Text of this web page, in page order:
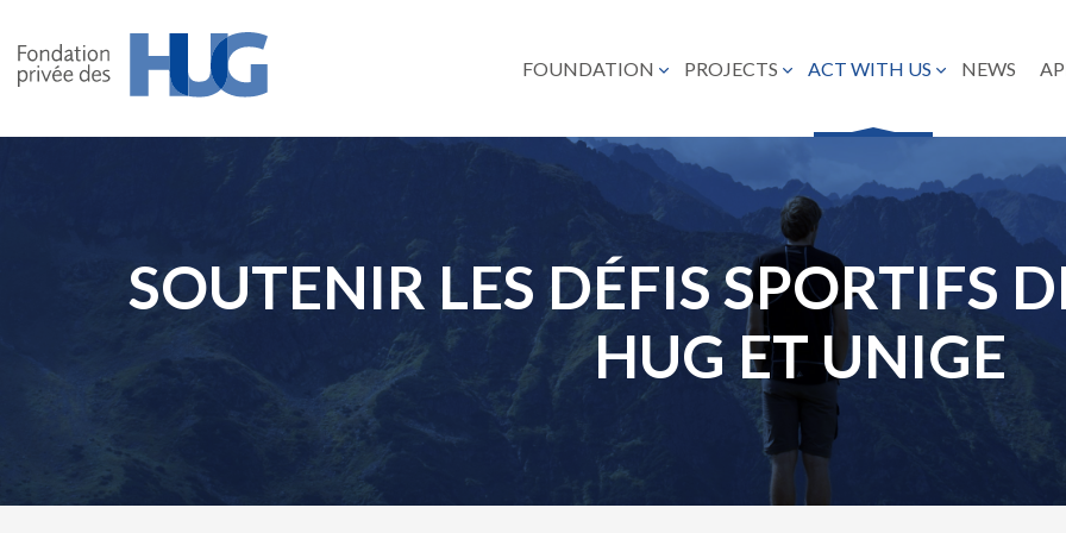
main
FOUNDATION PROJECTS ACT WITH US NEWS
SOUTENIR LES DÉFIS SPORTIFS
HUG ET UNIGE